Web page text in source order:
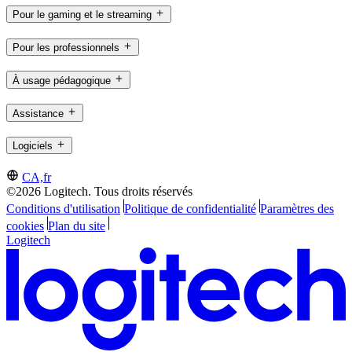
Pour le gaming et le streaming
Pour les professionnels
À usage pédagogique
Assistance
Logiciels
CA,fr
©2026 Logitech. Tous droits réservés
Conditions d'utilisation Politique de confidentialité Paramètres des
cookies Plan du site
Logitech